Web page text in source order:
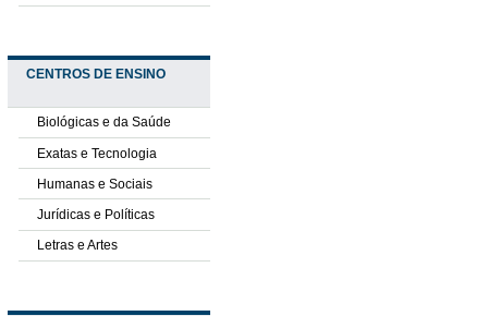
CENTROS DE ENSINO
Biológicas e da Saúde
Exatas e Tecnologia
Humanas e Sociais
Jurídicas e Políticas
Letras e Artes